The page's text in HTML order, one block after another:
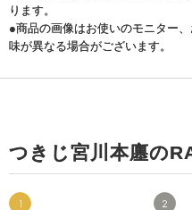
ります。
●商品の画像はお使いのモニター
味が異なる場合がございます。
つきじ宮川本廛の
1 2